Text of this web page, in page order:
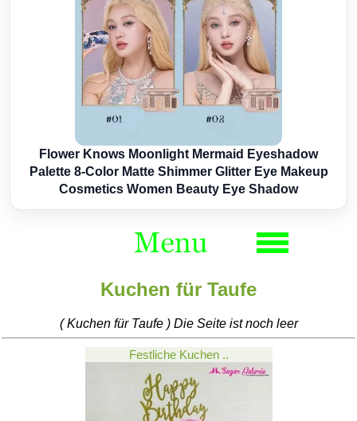
Flower Knows Moonlight Mermaid Eyeshadow
Palette 8-Color Matte Shimmer Glitter Eye Makeup
Cosmetics Women Beauty Eye Shadow
Kuchen für Taufe
( Kuchen für Taufe ) Die Seite ist noch leer
Festliche Kuchen ..